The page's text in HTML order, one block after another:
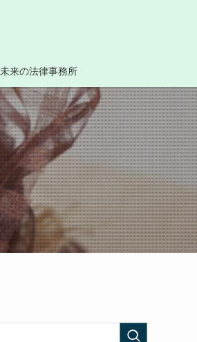
未来の法律事務所